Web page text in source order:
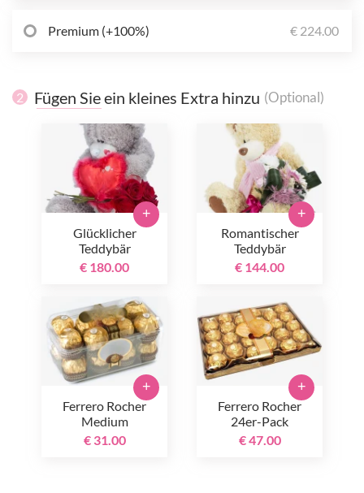
Premium (+100%) € 224.00
2 Fügen Sie ein kleines Extra hinzu (Optional)
Glücklicher
Teddybär
€ 180.00
+
Romantischer
Teddybär
€ 144.00
+
Ferrero Rocher
Medium
€ 31.00
+
Ferrero Rocher
24er-Pack
€ 47.00
+